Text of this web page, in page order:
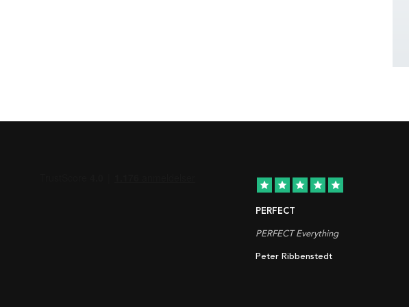
star star star star star
PERFECT
PERFECT Everything
Peter Ribbenstedt